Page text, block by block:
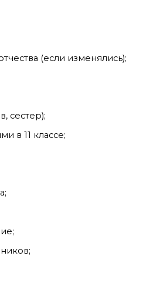
(если изменялись);
сестер);
в 11 классе;